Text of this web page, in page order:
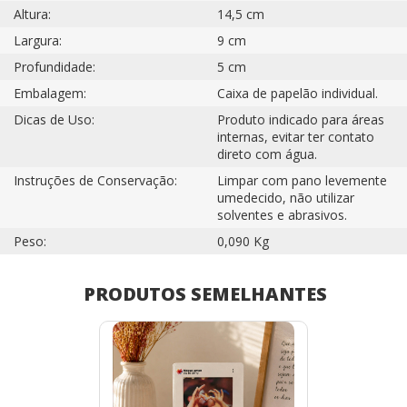
Altura:
14,5 cm
Largura:
9 cm
Profundidade:
5 cm
Embalagem:
Caixa de papelão individual.
Dicas de Uso:
Produto indicado para áreas
internas, evitar ter contato
direto com água.
Instruções de Conservação:
Limpar com pano levemente
umedecido, não utilizar
solventes e abrasivos.
Peso:
0,090 Kg
PRODUTOS SEMELHANTES